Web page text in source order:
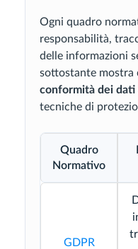
Ogni quadro
responsabilità,
delle informazioni
sottostante mostra
conformità dei dati
tecniche di
Quadro
Normativo
GDPR